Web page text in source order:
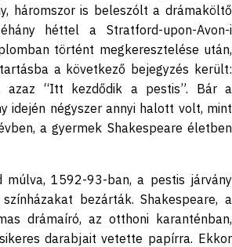
háromszor is beleszólt a drámaköltő
héttel a Stratford-upon-Avon-i
történt megkeresztelése után,
a következő bejegyzés került:
azaz “Itt kezdődik a pestis”. Bár a
idején négyszer annyi halott volt, mint
a gyermek Shakespeare életben
múlva, 1592-93-ban, a pestis járvány
bezárták. Shakespeare, a
drámaíró, az otthoni karanténban,
darabjait vetette papírra. Ekkor